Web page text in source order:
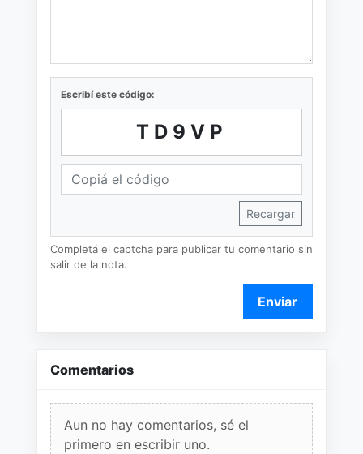
Escribí este código:
TD9VP
Recargar
Completá el captcha para publicar tu comentario sin
salir de la nota.
Enviar
Comentarios
Aun no hay comentarios, sé el
primero en escribir uno.